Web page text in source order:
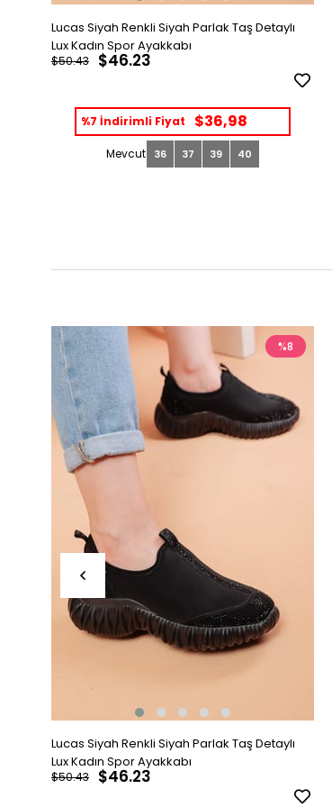
Lucas Siyah Renkli Siyah Parlak Taş Detaylı
Lux Kadın Spor Ayakkabı
$46.23
$50.43
%7 İndirimli Fiyat $36,98
36 37 39 40
Lucas Siyah Renkli Siyah Parlak Taş Detaylı
Lux Kadın Spor Ayakkabı
$46.23
$50.43
%8